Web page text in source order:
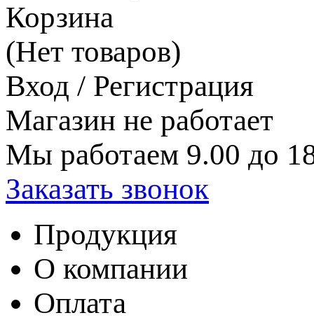
Корзина
(Нет товаров)
Вход / Регистрация
Магазин не работает
Мы работаем 9.00 до
Заказать звонок
Продукция
О компании
Оплата